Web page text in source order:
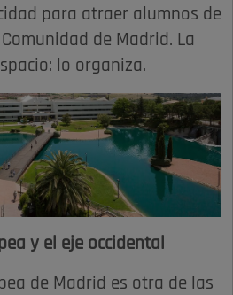
para atraer alumnos de
de Madrid. La
lo organiza.
y el eje occidental
de Madrid es otra de las